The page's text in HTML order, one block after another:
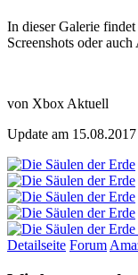
In dieser Galerie
Screenshots oder
von Xbox Aktuell
Update am 15.08.2017
Detailseite Forum Ama